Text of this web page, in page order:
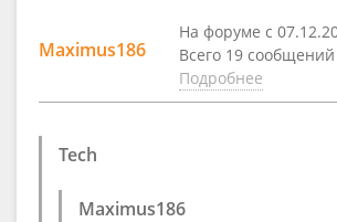
Maximus186
На форуме с
Всего 19 сообщений
Подробнее
Tech
Maximus186